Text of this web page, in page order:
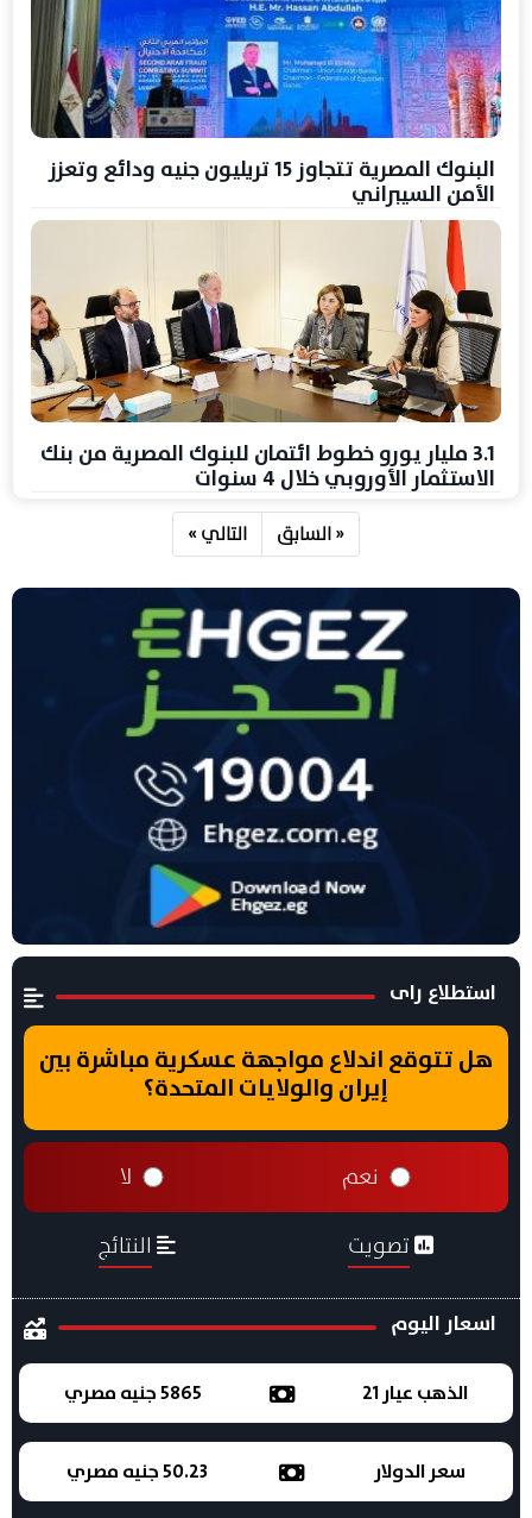
البنوك المصرية تتجاوز 15 تريليون جنيه ودائع وتعزز
الأمن السيبراني
3.1 مليار يورو خطوط ائتمان للبنوك المصرية من بنك
الاستثمار الأوروبي خلال 4 سنوات
« السابق التالي »
استطلاع راى
هل تتوقع اندلاع مواجهة عسكرية مباشرة بين
إيران والولايات المتحدة؟
نعم لا
تصويت النتائج
اسعار اليوم
الذهب عيار 21 5865 جنيه مصري
سعر الدولار 50.23 جنيه مصري